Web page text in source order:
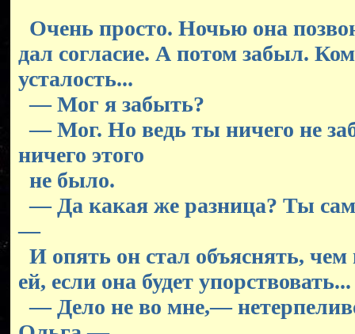
Очень просто. Ночью она
дал согласие. А потом забыл.
усталость...
— Мог я забыть?
— Мог. Но ведь ты ничего не
ничего этого
не было.
— Да какая же разница? Ты
—
И опять он стал объяснять, чем
ей, если она будет упорствовать...
— Дело не во мне,—